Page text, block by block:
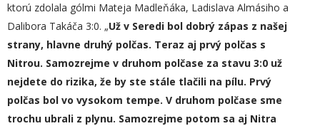
ktorú zdolala gólmi Mateja Madleňáka, Ladislava Almásiho a
Dalibora Takáča 3:0. „Už v Seredi bol dobrý zápas z našej
strany, hlavne druhý polčas. Teraz aj prvý polčas s
Nitrou. Samozrejme v druhom polčase za stavu 3:0 už
nejdete do rizika, že by ste stále tlačili na pílu. Prvý
polčas bol vo vysokom tempe. V druhom polčase sme
trochu ubrali z plynu. Samozrejme potom sa aj Nitra